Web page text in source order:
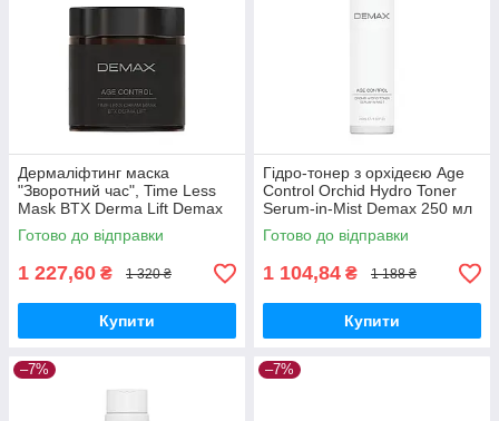
Дермаліфтинг маска
"Зворотний час", Time Less
Mask BTX Derma Lift Demax
100 мл
Готово до відправки
1 227,60 ₴ 1 320 ₴
Купити
Гідро-тонер з орхідеєю Age
Control Orchid Hydro Toner
Serum-in-Mist Demax 250 мл
Готово до відправки
1 104,84 ₴ 1 188 ₴
Купити
–7% –7%